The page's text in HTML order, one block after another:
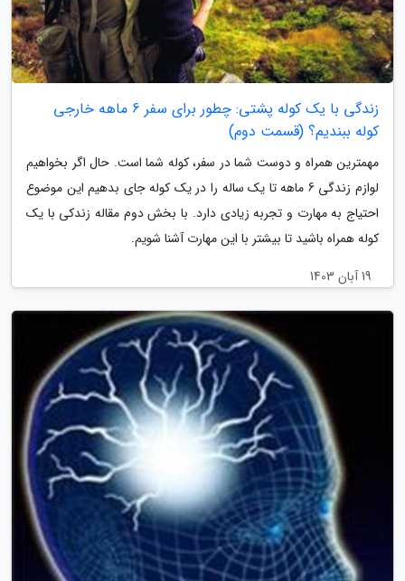
زندگی با یک کوله پشتی: چطور برای سفر 6 ماهه خارجی
کوله ببندیم؟ (قسمت دوم)
مهمترین همراه و دوست شما در سفر، کوله شما است. حال اگر بخواهیم
لوازم زندگی 6 ماهه تا یک ساله را در یک کوله جای بدهیم این موضوع
احتیاج به مهارت و تجربه زیادی دارد. با بخش دوم مقاله زندکی با یک
کوله همراه باشید تا بیشتر با این مهارت آشنا شویم.
19 آبان 1403